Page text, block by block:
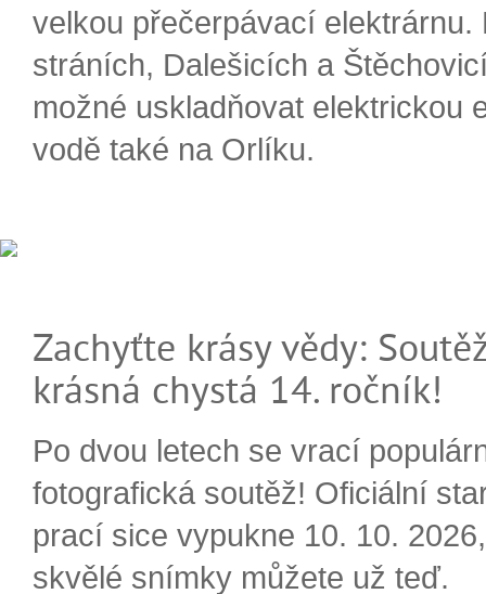
velkou přečerpávací elektrárnu.
stráních, Dalešicích a
možné uskladňovat elektrickou
vodě také na Orlíku.
Zachyťte krásy vědy:
krásná chystá 14. ročník!
Po dvou letech se vrací
fotografická soutěž! Oficiální
prací sice vypukne 10. 10.
skvělé snímky můžete už teď.